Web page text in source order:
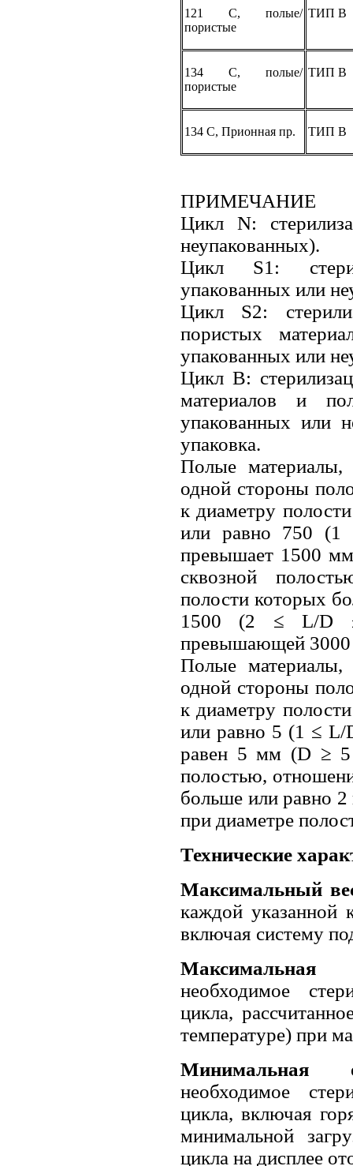
121 С, полые/
пористые
ТИП B
134 С, полые/
пористые
ТИП B
134 С, Прионная пр. ТИП B
ПРИМЕЧАНИЕ
Цикл N:
неупакованных).
Цикл S1:
упакованных или
Цикл S2:
пористых
упакованных или
Цикл В:
материалов и
упакованных или
упаковка.
Полые
одной стороны
к диаметру
или равно 750
превышает 1500
сквозной
полости которых
1500 (2 ≤ L/D ≤
превышающей
Полые
одной стороны
к диаметру
или равно 5 (1 ≤ L/
равен 5 мм (D ≥ 5
полостью,
больше или равно
при диаметре
Технические
Максимальный
каждой указанной
включая систему
Максимальная
необходимое
цикла,
температуре) при
Минимальная
необходимое
цикла, включая
минимальной
цикла на дисплее